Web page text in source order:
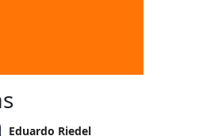
Eduardo Riedel